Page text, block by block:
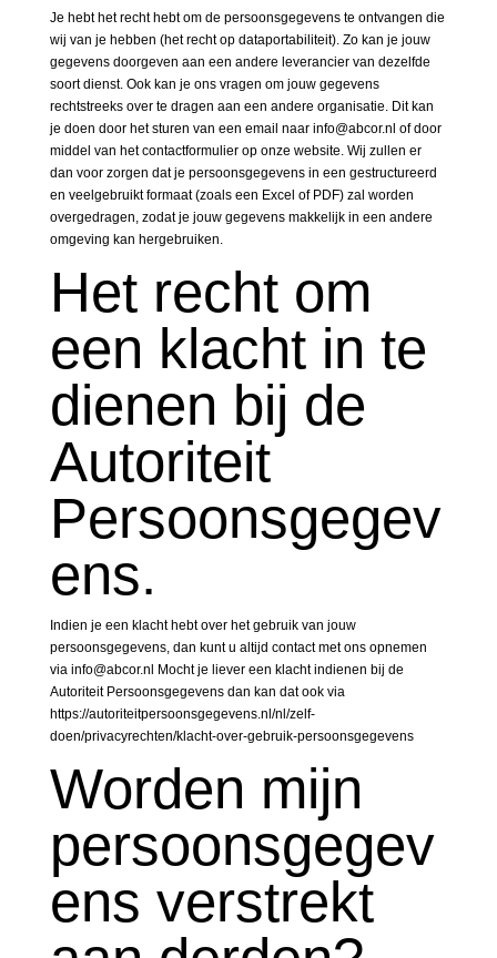
Je hebt het recht hebt om de persoonsgegevens te ontvangen die
wij van je hebben (het recht op dataportabiliteit). Zo kan je jouw
gegevens doorgeven aan een andere leverancier van dezelfde
soort dienst. Ook kan je ons vragen om jouw gegevens
rechtstreeks over te dragen aan een andere organisatie. Dit kan
je doen door het sturen van een email naar info@abcor.nl of door
middel van het contactformulier op onze website. Wij zullen er
dan voor zorgen dat je persoonsgegevens in een gestructureerd
en veelgebruikt formaat (zoals een Excel of PDF) zal worden
overgedragen, zodat je jouw gegevens makkelijk in een andere
omgeving kan hergebruiken.
Het recht om
een klacht in te
dienen bij de
Autoriteit
Persoonsgegev
ens.
Indien je een klacht hebt over het gebruik van jouw
persoonsgegevens, dan kunt u altijd contact met ons opnemen
via info@abcor.nl Mocht je liever een klacht indienen bij de
Autoriteit Persoonsgegevens dan kan dat ook via
https://autoriteitpersoonsgegevens.nl/nl/zelf-
doen/privacyrechten/klacht-over-gebruik-persoonsgegevens
Worden mijn
persoonsgegev
ens verstrekt